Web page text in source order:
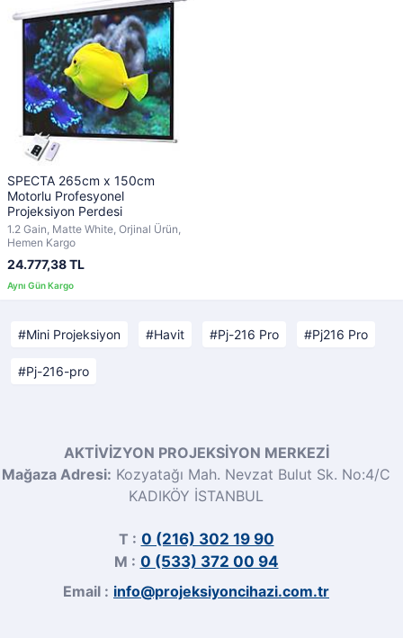
SPECTA 265cm x 150cm
Motorlu Profesyonel
Projeksiyon Perdesi
1.2 Gain, Matte White, Orjinal Ürün,
Hemen Kargo
24.777,38 TL
Mini Projeksiyon Havit Pj-216 Pro Pj216 Pro
Pj-216-pro
AKTİVİZYON PROJEKSİYON MERKEZİ
Mağaza Adresi: Kozyatağı Mah. Nevzat Bulut Sk. No:4/C
KADIKÖY İSTANBUL
T : 0 (216) 302 19 90
M : 0 (533) 372 00 94
Email : info@projeksiyoncihazi.com.tr